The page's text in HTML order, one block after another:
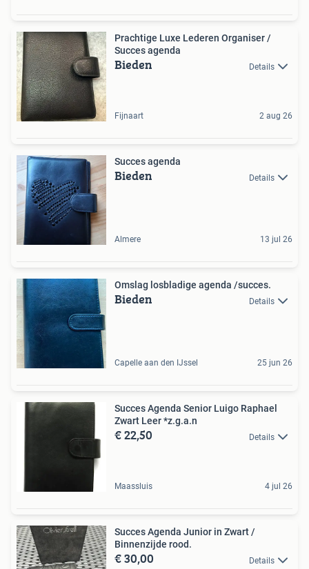
Prachtige Luxe Lederen Organiser /
Succes agenda
Bieden Details
Fijnaart 2 aug 26
Succes agenda
Bieden Details
Almere 13 jul 26
Omslag losbladige agenda /succes.
Bieden Details
Capelle aan den IJssel 25 jun 26
Succes Agenda Senior Luigo Raphael
Zwart Leer *z.g.a.n
€ 22,50 Details
Maassluis 4 jul 26
Succes Agenda Junior in Zwart /
Binnenzijde rood.
€ 30,00 Details